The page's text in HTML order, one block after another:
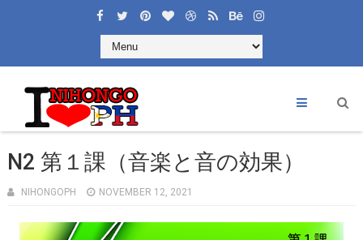
N2 第１課（音楽と音の効果）
NIHONGOPH NOVEMBER 12, 2021